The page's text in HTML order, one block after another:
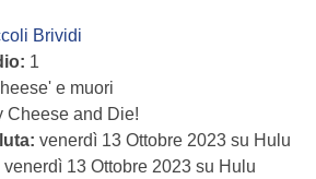
Brividi
1
e muori
Cheese and Die!
venerdì 13 Ottobre 2023 su Hulu
venerdì 13 Ottobre 2023 su Hulu